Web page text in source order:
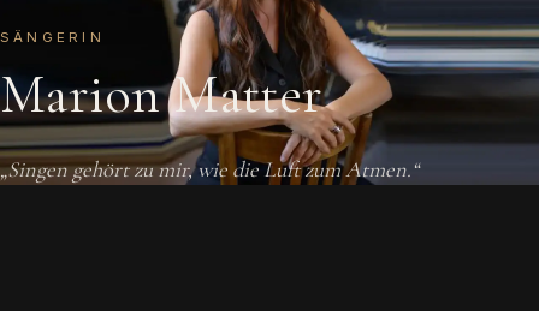
SÄNGERIN
Marion Matter
„Singen gehört zu mir, wie die Luft zum Atmen.“